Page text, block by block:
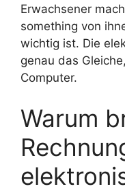
Erwachsener
something von
wichtig ist. Die
genau das
Computer.
Warum